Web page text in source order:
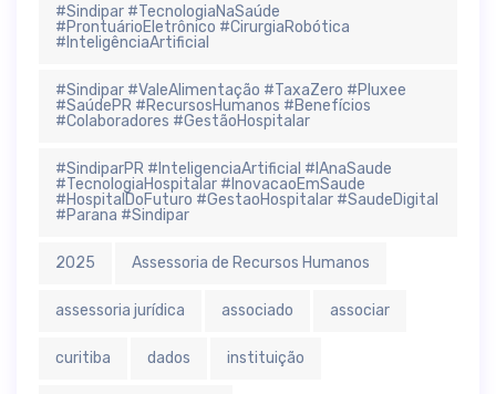
#Sindipar #TecnologiaNaSaúde
#ProntuárioEletrônico #CirurgiaRobótica
#InteligênciaArtificial
#Sindipar #ValeAlimentação #TaxaZero #Pluxee
#SaúdePR #RecursosHumanos #Benefícios
#Colaboradores #GestãoHospitalar
#SindiparPR #InteligenciaArtificial #IAnaSaude
#TecnologiaHospitalar #InovacaoEmSaude
#HospitalDoFuturo #GestaoHospitalar #SaudeDigital
#Parana #Sindipar
2025 Assessoria de Recursos Humanos
assessoria jurídica associado associar
curitiba dados instituição